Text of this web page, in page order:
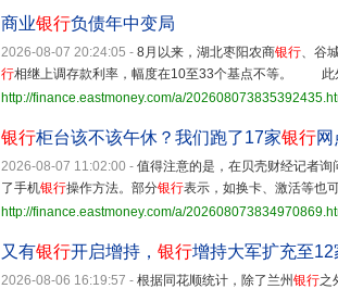
商业银行负债年中变局
2026-08-07 20:24:05 - 8月以来，湖北枣阳农商银行、谷
行相继上调存款利率，幅度在10至33个基点不等。 此
http://finance.eastmoney.com/a/
银行柜台该不该午休？我们跑了17家银行
2026-08-07 11:02:00 - 值得注意的是，在贝壳财经记者询
了手机银行操作方法。部分银行表示，如换卡、激活等也
http://finance.eastmoney.com/a/
又有银行开启增持， 银行增持大军扩充至12
2026-08-06 16:19:57 - 根据同花顺统计，除了兰州银行之